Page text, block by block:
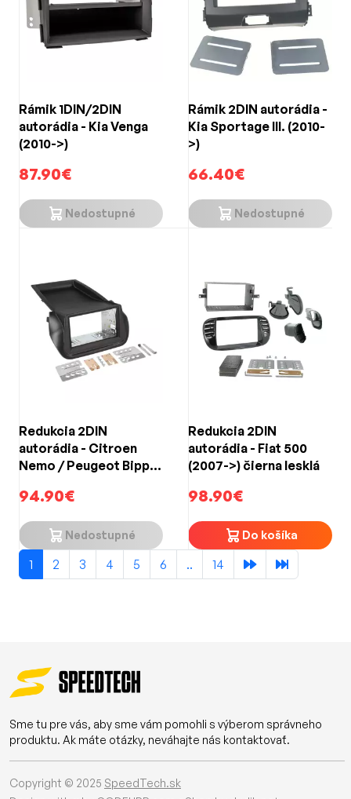
Rámik 1DIN/2DIN
autorádia - Kia Venga
(2010->)
87.90€
Nedostupné
Rámik 2DIN autorádia -
Kia Sportage III. (2010-
>)
66.40€
Nedostupné
Redukcia 2DIN
autorádia - Citroen
Nemo / Peugeot Bipper
(2007->)
94.90€
Nedostupné
Redukcia 2DIN
autorádia - Fiat 500
(2007->) čierna lesklá
98.90€
Do košíka
1 2 3 4 5 6 .. 14
Sme tu pre vás, aby sme vám pomohli s výberom správneho
produktu. Ak máte otázky, neváhajte nás kontaktovať.
Copyright © 2025 SpeedTech.sk